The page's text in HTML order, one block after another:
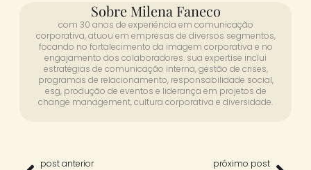
Sobre Milena Faneco
com 30 anos de experiência em comunicação
corporativa, atuou em empresas de diversos segmentos,
focando no fortalecimento da imagem corporativa e no
engajamento dos colaboradores. sua expertise inclui
estratégias de comunicação interna, gestão de crises,
programas de relacionamento, responsabilidade social,
esg, produção de eventos e liderança em projetos de
change management, cultura corporativa e diversidade.
post anterior
próximo post